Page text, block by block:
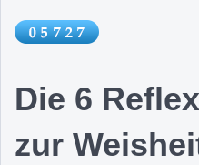
Die 6
zur